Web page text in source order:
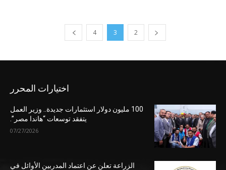
2
3
4
اختيارات المحرر
100 مليون دولار استثمارات جديدة.. وزير العمل
يتفقد توسعات “هاندا مصر”.
07/27/2026
الزراعة تعلن عن اعتماد المدربين الأوائل في